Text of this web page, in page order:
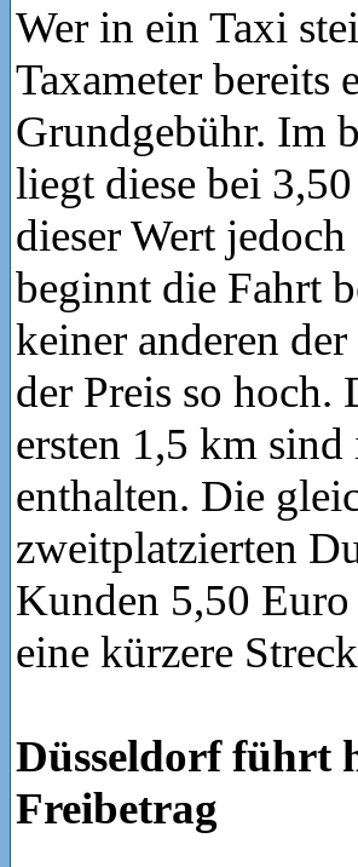
Wer in ein Taxi
Taxameter bereits
Grundgebühr. Im
liegt diese bei
dieser Wert
beginnt die Fahrt
keiner anderen
der Preis so hoch.
ersten 1,5 km
enthalten. Die
zweitplatzierten
Kunden 5,50
eine kürzere
Düsseldorf führt
Freibetrag